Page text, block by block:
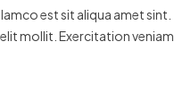
est sit aliqua amet sint.
mollit. Exercitation veniam